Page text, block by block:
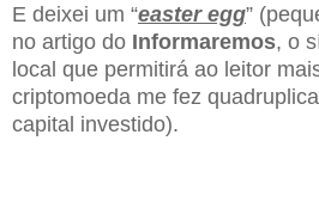
E deixei um “easter egg”
no artigo do Informaremos, o
local que permitirá ao leitor
criptomoeda me fez
capital investido).